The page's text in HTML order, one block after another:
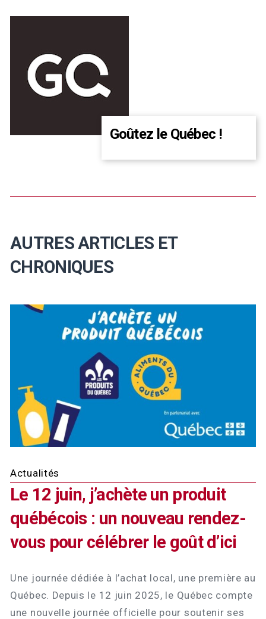
Goûtez le Québec !
AUTRES ARTICLES ET
CHRONIQUES
Actualités
Le 12 juin, j’achète un produit
québécois : un nouveau rendez-
vous pour célébrer le goût d’ici
Une journée dédiée à l’achat local, une première au
Québec. Depuis le 12 juin 2025, le Québec compte
une nouvelle journée officielle pour soutenir ses